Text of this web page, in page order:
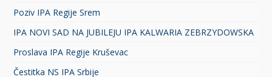
Poziv IPA Regije Srem
IPA NOVI SAD NA JUBILEJU IPA KALWARIA ZEBRZYDOWSKA
Proslava IPA Regije Kruševac
Čestitka NS IPA Srbije